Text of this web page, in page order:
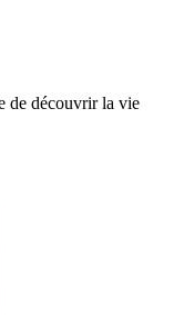
de découvrir la vie